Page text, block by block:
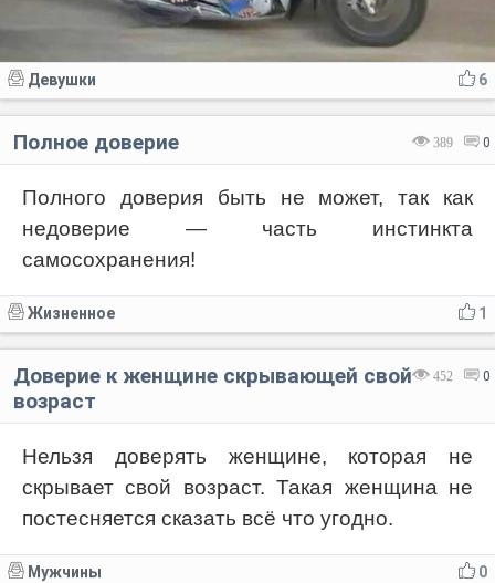
6
Девушки
389 0
Полное доверие
Полного доверия быть не может, так как
недоверие — часть инстинкта
самосохранения!
1
Жизненное
452 0
Доверие к женщине скрывающей свой
возраст
Нельзя доверять женщине, которая не
скрывает свой возраст. Такая женщина не
постесняется сказать всё что угодно.
0
Мужчины